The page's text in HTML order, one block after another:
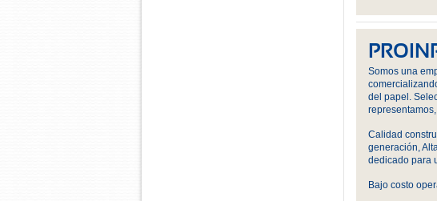
Somos una
del papel.
Calidad
generación,
dedicado para
Bajo costo